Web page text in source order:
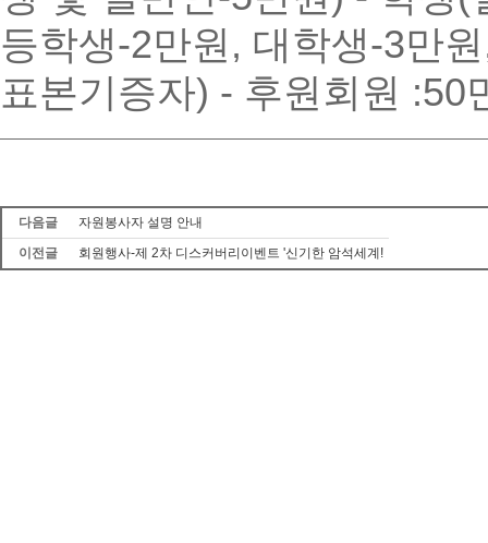
등학생-2만원, 대학생-3만
표본기증자) - 후원회원 :50
다음글
자원봉사자 설명 안내
이전글
회원행사-제 2차 디스커버리이벤트 '신기한 암석세계!